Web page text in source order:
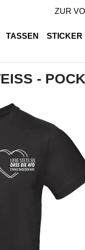
ZUR
TASSEN STICKER
-